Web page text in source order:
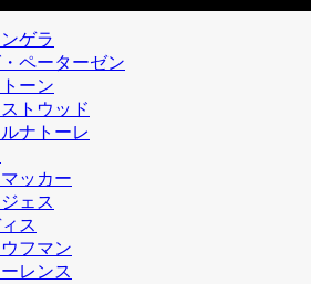
ゲラ
ペーターゼン
ーン
トウッド
ナトーレ
ッカー
ェス
ス
フマン
レンス